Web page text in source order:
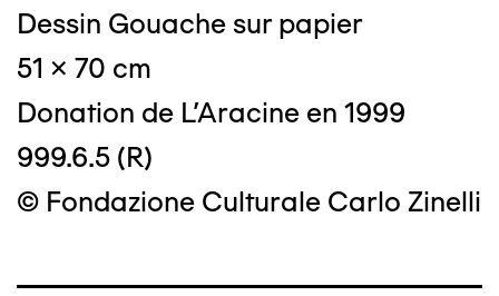
Dessin Gouache sur papier
51 x 70 cm
Donation de L'Aracine en 1999
999.6.5 (R)
© Fondazione Culturale Carlo Zinelli